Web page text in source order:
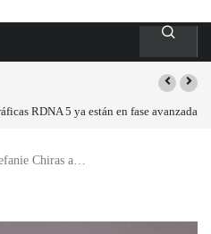
en fase avanzada de desarrollo
Chiras a…